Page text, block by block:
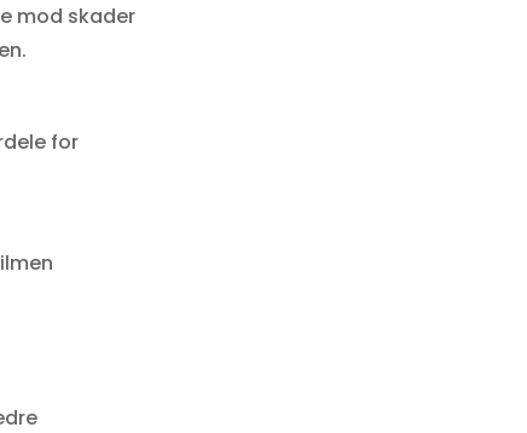
mod skader
for